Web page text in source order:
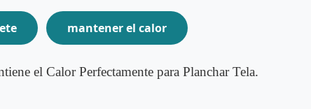
mantener el calor
el Calor Perfectamente para Planchar Tela.